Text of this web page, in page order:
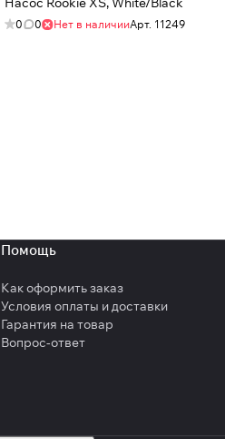
0 0 Нет в наличииАрт. 11249
Помощь
Как оформить заказ
Условия оплаты и доставки
Гарантия на товар
Вопрос-ответ